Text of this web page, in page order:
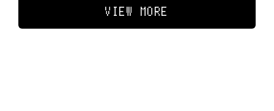
VIEW MORE